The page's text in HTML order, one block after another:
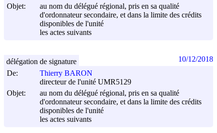
Objet:
au nom du délégué régional, pris en sa qualité
d'ordonnateur secondaire, et dans la limite des crédits
disponibles de l'unité
les actes suivants
De:
Thierry BARON
directeur de l'unité UMR5129
Objet:
au nom du délégué régional, pris en sa qualité
d'ordonnateur secondaire, et dans la limite des crédits
disponibles de l'unité
les actes suivants
délégation de signature 10/12/2018